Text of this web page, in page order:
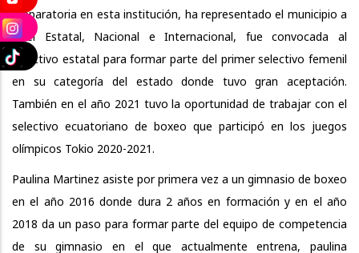
preparatoria en esta institución, ha representado el municipio a
nivel Estatal, Nacional e Internacional, fue convocada al
selectivo estatal para formar parte del primer selectivo femenil
en su categoría del estado donde tuvo gran aceptación.
También en el año 2021 tuvo la oportunidad de trabajar con el
selectivo ecuatoriano de boxeo que participó en los juegos
olímpicos Tokio 2020-2021.
Paulina Martinez asiste por primera vez a un gimnasio de boxeo
en el año 2016 donde dura 2 años en formación y en el año
2018 da un paso para formar parte del equipo de competencia
de su gimnasio en el que actualmente entrena, paulina